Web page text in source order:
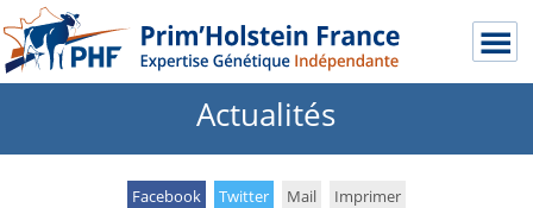
Actualités
Facebook Twitter Mail Imprimer